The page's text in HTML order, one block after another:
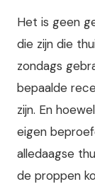
Het is geen
die zijn die
zondags
bepaalde
zijn. En
eigen
alledaagse
de proppen